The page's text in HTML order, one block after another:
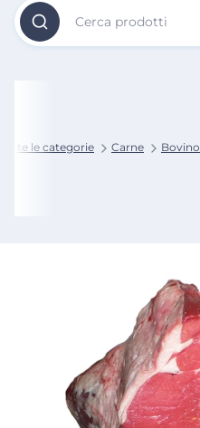
Cerca prodotti
Tutte le categorie Carne Bovino